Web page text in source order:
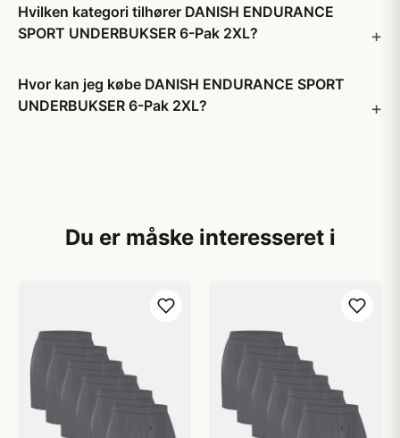
Hvilken kategori tilhører DANISH ENDURANCE
SPORT UNDERBUKSER 6-Pak 2XL?
Hvor kan jeg købe DANISH ENDURANCE SPORT
UNDERBUKSER 6-Pak 2XL?
Du er måske interesseret i